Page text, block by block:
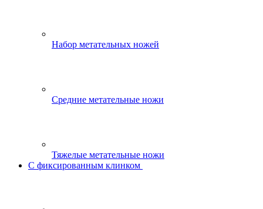
Набор метательных ножей
Средние метательные ножи
Тяжелые метательные ножи
С фиксированным клинком